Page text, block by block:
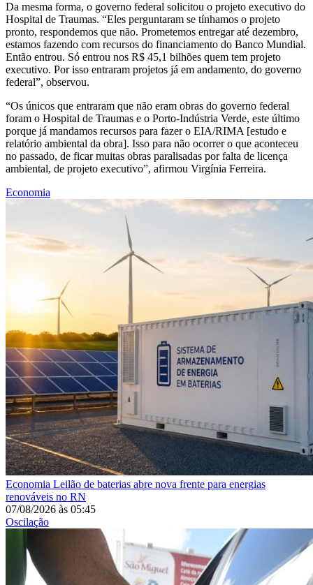
Da mesma forma, o governo federal solicitou o projeto executivo do
Hospital de Traumas. “Eles perguntaram se tínhamos o projeto
pronto, respondemos que não. Prometemos entregar até dezembro,
estamos fazendo com recursos do financiamento do Banco Mundial.
Então entrou. Só entrou nos R$ 45,1 bilhões quem tem projeto
executivo. Por isso entraram projetos já em andamento, do governo
federal”, observou.
“Os únicos que entraram que não eram obras do governo federal
foram o Hospital de Traumas e o Porto-Indústria Verde, este último
porque já mandamos recursos para fazer o EIA/RIMA [estudo e
relatório ambiental da obra]. Isso para não ocorrer o que aconteceu
no passado, de ficar muitas obras paralisadas por falta de licença
ambiental, de projeto executivo”, afirmou Virgínia Ferreira.
Economia
Economia Leilão de baterias abre nova frente para energias
renováveis no RN
07/08/2026 às 05:45
Oscilação